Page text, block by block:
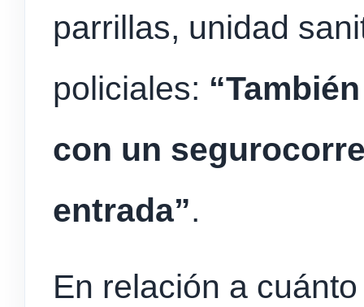
parrillas, unidad
policiales:
con un
entrada”.
En relación a